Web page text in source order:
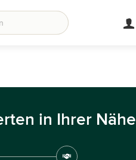
in Ihrer Nähe